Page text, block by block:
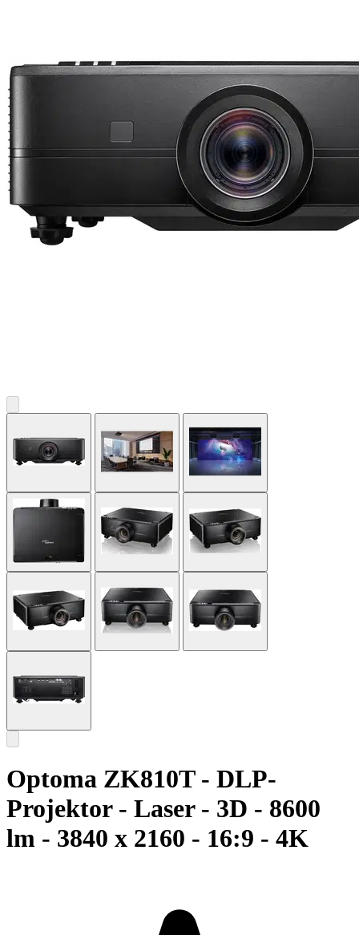
Optoma ZK810T - DLP-
Projektor - Laser - 3D - 8600
lm - 3840 x 2160 - 16:9 - 4K